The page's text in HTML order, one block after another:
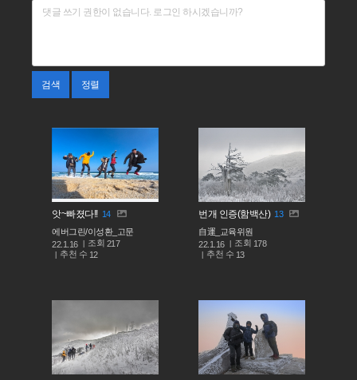
검색 정렬
앗~빠졌다!! 14
에버그린/이성환_고문
22.1.16
조회 217
추천 수 12
번개 인증(함백산) 13
自運_교육위원
22.1.16
조회 178
추천 수 13